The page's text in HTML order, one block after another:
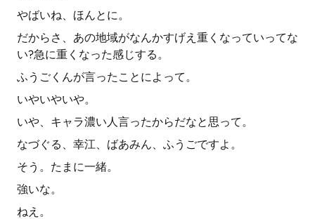
やばいね、ほんとに。
だからさ、あの地域がなんかすげえ重くなっていってな
い?急に重くなった感じする。
ふうごくんが言ったことによって。
いやいやいや。
いや、キャラ濃い人言ったからだなと思って。
なづぐる、幸江、ばあみん、ふうごですよ。
そう。たまに一緒。
強いな。
ねえ。